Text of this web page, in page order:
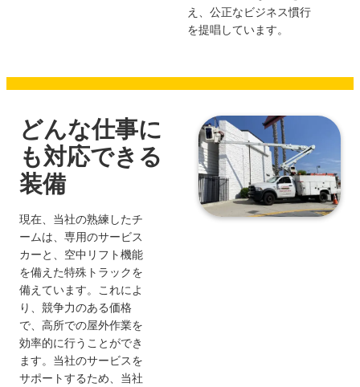
え、公正なビジネス慣行
を提唱しています。
どんな仕事に
も対応できる
装備
現在、当社の熟練したチ
ームは、専用のサービス
カーと、空中リフト機能
を備えた特殊トラックを
備えています。これによ
り、競争力のある価格
で、高所での屋外作業を
効率的に行うことができ
ます。当社のサービスを
サポートするため、当社